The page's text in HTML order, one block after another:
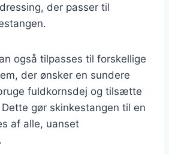
der passer til
også tilpasses til forskellige
der ønsker en sundere
fuldkornsdej og tilsætte
gør skinkestangen til en
af alle, uanset